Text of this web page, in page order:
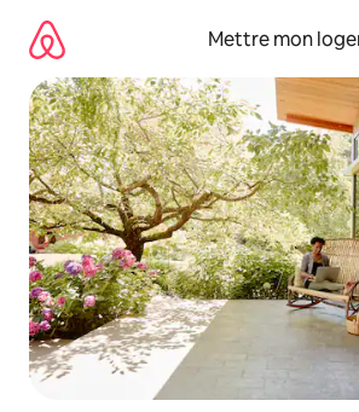
directement
contenu
Mettre mon